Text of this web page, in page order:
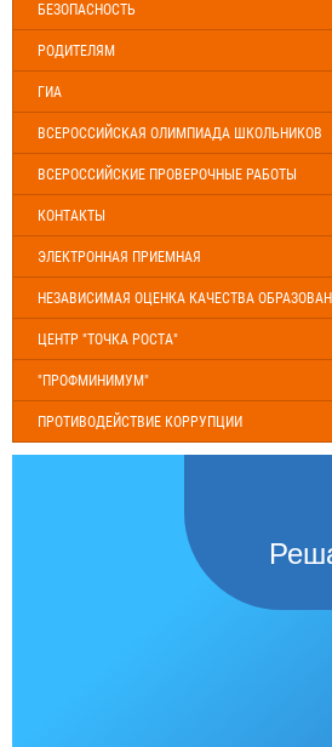
БЕЗОПАСНОСТЬ
РОДИТЕЛЯМ
ГИА
ВСЕРОССИЙСКАЯ ОЛИМПИАДА ШКОЛЬНИКОВ
ВСЕРОССИЙСКИЕ ПРОВЕРОЧНЫЕ РАБОТЫ
КОНТАКТЫ
ЭЛЕКТРОННАЯ ПРИЕМНАЯ
НЕЗАВИСИМАЯ ОЦЕНКА КАЧЕСТВА
ЦЕНТР "ТОЧКА РОСТА"
"ПРОФМИНИМУМ"
ПРОТИВОДЕЙСТВИЕ КОРРУПЦИИ